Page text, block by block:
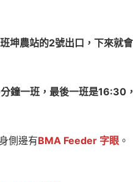
農站的2號出口，下來就會
鐘一班，最後一班是16:30
側邊有BMA Feeder 字眼 。